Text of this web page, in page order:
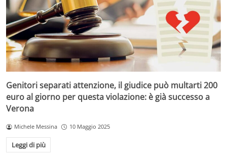
Genitori separati attenzione, il giudice può multarti 200
euro al giorno per questa violazione: è già successo a
Verona
Michele Messina 10 Maggio 2025
Leggi di più